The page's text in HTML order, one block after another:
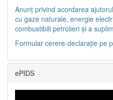
Anunț privind acordarea
cu gaze naturale, energie
combustibili petrolieri și a
Formular cerere-declarație pe
ePIDS